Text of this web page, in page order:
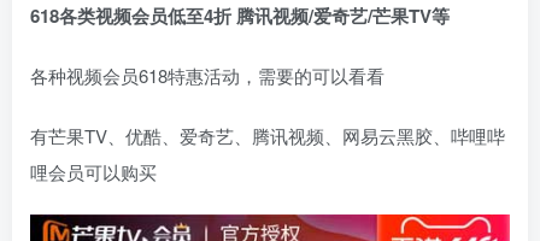
618各类视频会员低至4折 腾讯视频/爱奇艺/芒果TV等
各种视频会员618特惠活动，需要的可以看看
有芒果TV、优酷、爱奇艺、腾讯视频、网易云黑胶、哔哩哔
哩会员可以购买